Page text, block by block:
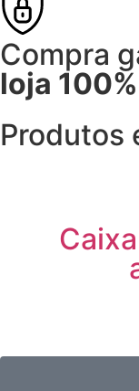
Compra
loja
Produtos